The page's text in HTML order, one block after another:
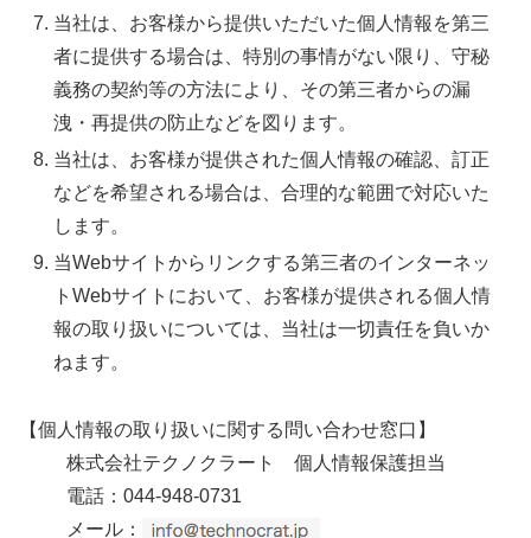
当社は、お客様から提供いただいた個人情報を第三
者に提供する場合は、特別の事情がない限り、守秘
義務の契約等の方法により、その第三者からの漏
洩・再提供の防止などを図ります。
当社は、お客様が提供された個人情報の確認、訂正
などを希望される場合は、合理的な範囲で対応いた
します。
当Webサイトからリンクする第三者のインターネッ
トWebサイトにおいて、お客様が提供される個人情
報の取り扱いについては、当社は一切責任を負いか
ねます。
【個人情報の取り扱いに関する問い合わせ窓口】
株式会社テクノクラート 個人情報保護担当
電話：044-948-0731
メール：